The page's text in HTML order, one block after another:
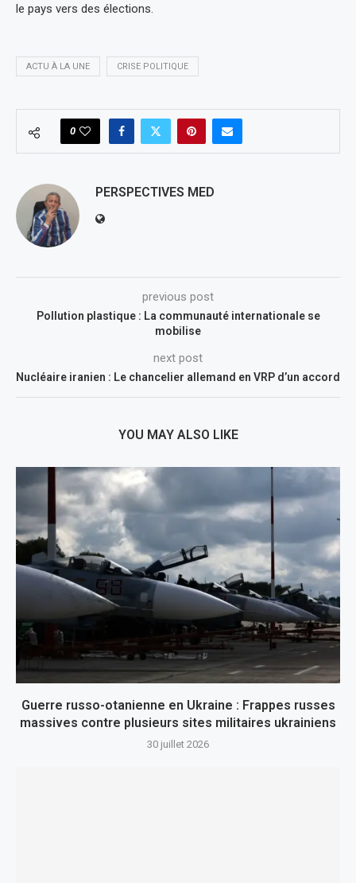
le pays vers des élections.
ACTU À LA UNE CRISE POLITIQUE
0
PERSPECTIVES MED
previous post
Pollution plastique : La communauté internationale se
mobilise
next post
Nucléaire iranien : Le chancelier allemand en VRP d’un accord
YOU MAY ALSO LIKE
Guerre russo-otanienne en Ukraine : Frappes russes
massives contre plusieurs sites militaires ukrainiens
30 juillet 2026